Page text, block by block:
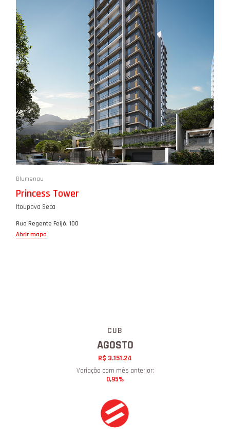
Blumenau
Princess Tower
Itoupava Seca
Rua Regente Feijó, 100
Abrir mapa
CUB
AGOSTO
R$ 3.151,24
Variação com mês anterior:
0,95%